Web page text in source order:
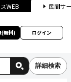
WEB 民間サ
(無料) ログイン
詳細検索